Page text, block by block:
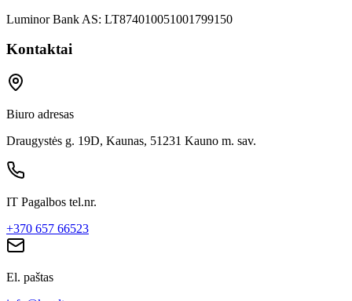
Luminor Bank AS: LT874010051001799150
Kontaktai
Biuro adresas
Draugystės g. 19D, Kaunas, 51231 Kauno m. sav.
IT Pagalbos tel.nr.
+370 657 66523
El. paštas